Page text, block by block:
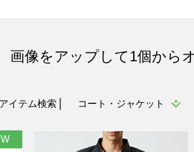
画像をアップして1個から
アイテム検索 コート・ジャケット